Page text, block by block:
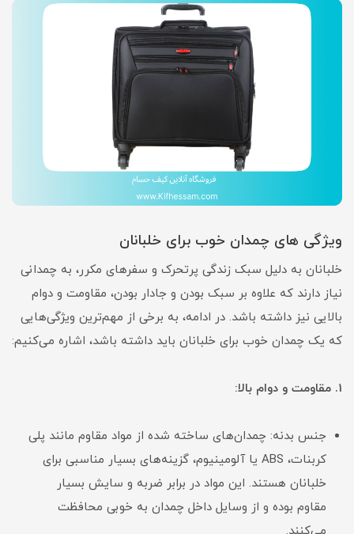
ویژگی های چمدان خوب برای خلبانان
خلبانان به دلیل سبک زندگی پرتحرک و سفرهای مکرر، به چمدانی
نیاز دارند که علاوه بر سبک بودن و جادار بودن، مقاومت و دوام
بالایی نیز داشته باشد. در ادامه، به برخی از مهم‌ترین ویژگی‌هایی
که یک چمدان خوب برای خلبانان باید داشته باشد، اشاره می‌کنیم:
1. مقاومت و دوام بالا:
جنس بدنه: چمدان‌های ساخته شده از مواد مقاوم مانند پلی
کربنات، ABS یا آلومینیوم، گزینه‌های بسیار مناسبی برای
خلبانان هستند. این مواد در برابر ضربه و سایش بسیار
مقاوم بوده و از وسایل داخل چمدان به خوبی محافظت